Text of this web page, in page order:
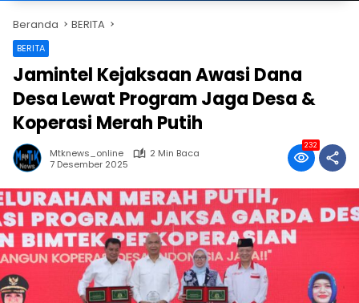
Beranda BERITA
BERITA
Jamintel Kejaksaan Awasi Dana
Desa Lewat Program Jaga Desa &
Koperasi Merah Putih
Mtknews_online
2 Min Baca
7 Desember 2025
232